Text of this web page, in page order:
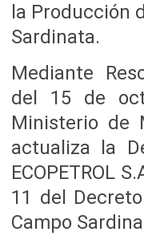
la Producción
Sardinata.
Mediante
del 15 de
Ministerio de
actualiza la
ECOPETROL
11 del
Campo